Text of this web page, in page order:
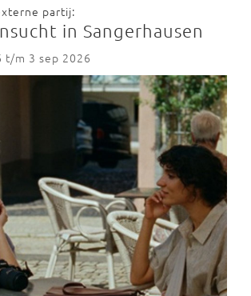
partij:
in Sangerhausen
t/m 3 sep 2026